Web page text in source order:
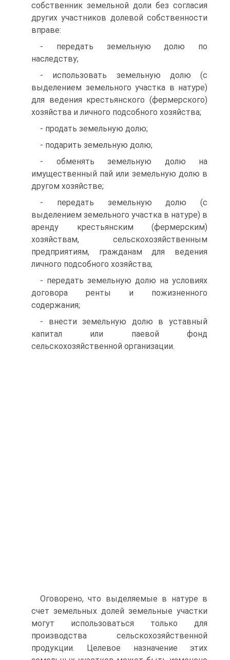
собственник земельной доли без согласия
других участников долевой собственности
вправе:
- передать земельную долю по
наследству;
- использовать земельную долю (с
выделением земельного участка в натуре)
для ведения крестьянского (фермерского)
хозяйства и личного подсобного хозяйства;
- продать земельную долю;
- подарить земельную долю;
- обменять земельную долю на
имущественный пай или земельную долю в
другом хозяйстве;
- передать земельную долю (с
выделением земельного участка в натуре) в
аренду крестьянским (фермерским)
хозяйствам, сельскохозяйственным
предприятиям, гражданам для ведения
личного подсобного хозяйства;
- передать земельную долю на условиях
договора ренты и пожизненного
содержания;
- внести земельную долю в уставный
капитал или паевой фонд
сельскохозяйственной организации.
Оговорено, что выделяемые в натуре в
счет земельных долей земельные участки
могут использоваться только для
производства сельскохозяйственной
продукции. Целевое назначение этих